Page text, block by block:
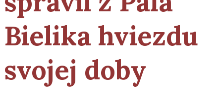
Bielika hviezdu
svojej doby